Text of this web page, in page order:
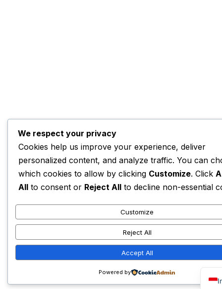
We respect your privacy
Cookies help us improve your experience, deliver
personalized content, and analyze traffic. You can
which cookies to allow by clicking Customize. Click
All to consent or Reject All to decline non-essential
Customize
Reject All
Accept All
Powered by